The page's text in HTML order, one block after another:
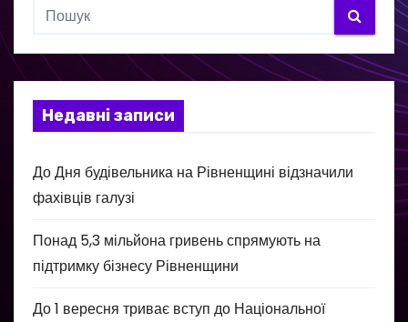
Недавні записи
До Дня будівельника на Рівненщині відзначили
фахівців галузі
Понад 5,3 мільйона гривень спрямують на
підтримку бізнесу Рівненщини
До 1 вересня триває вступ до Національної